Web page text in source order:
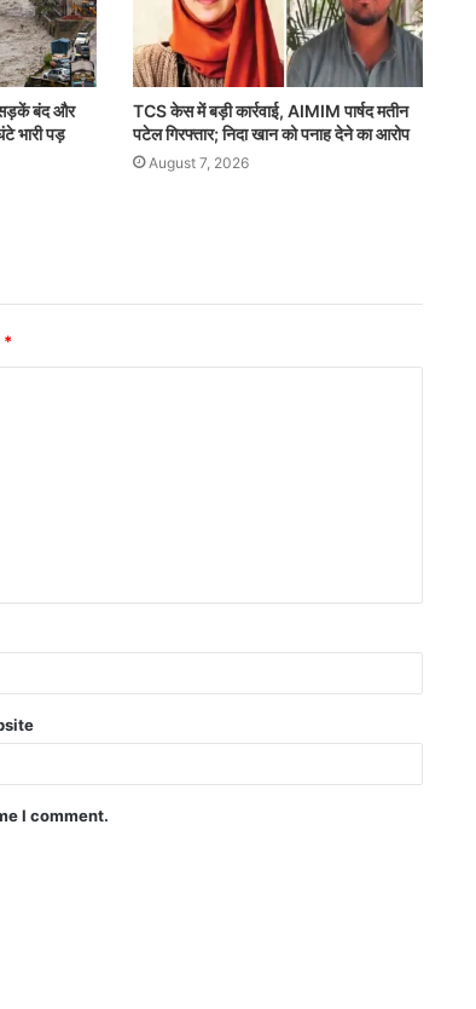
सड़कें बंद और
भारी पड़
TCS केस में बड़ी कार्रवाई, AIMIM पार्षद मतीन
पटेल गिरफ्तार; निदा खान को पनाह देने का आरोप
August 7, 2026
*
I comment.